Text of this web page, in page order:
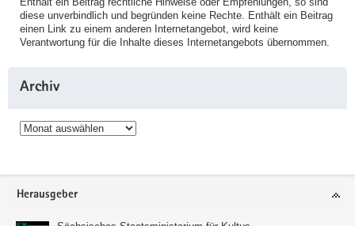
diese unverbindlich und begründen keine Rechte. Enthält ein Beitrag
einen Link zu einem anderen Internetangebot, wird keine
Verantwortung für die Inhalte dieses Internetangebots übernommen.
Archiv
Archiv
Service
Herausgeber